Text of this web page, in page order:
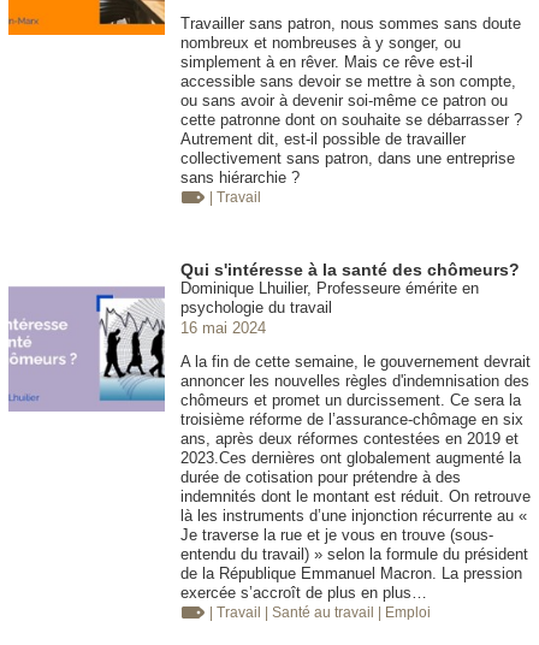
Travailler sans patron, nous sommes sans doute
nombreux et nombreuses à y songer, ou
simplement à en rêver. Mais ce rêve est-il
accessible sans devoir se mettre à son compte,
ou sans avoir à devenir soi-même ce patron ou
cette patronne dont on souhaite se débarrasser ?
Autrement dit, est-il possible de travailler
collectivement sans patron, dans une entreprise
sans hiérarchie ?
| Travail
Qui s'intéresse à la santé des chômeurs?
Dominique Lhuilier, Professeure émérite en
psychologie du travail
16 mai 2024
A la fin de cette semaine, le gouvernement devrait
annoncer les nouvelles règles d'indemnisation des
chômeurs et promet un durcissement. Ce sera la
troisième réforme de l’assurance-chômage en six
ans, après deux réformes contestées en 2019 et
2023.Ces dernières ont globalement augmenté la
durée de cotisation pour prétendre à des
indemnités dont le montant est réduit. On retrouve
là les instruments d’une injonction récurrente au «
Je traverse la rue et je vous en trouve (sous-
entendu du travail) » selon la formule du président
de la République Emmanuel Macron. La pression
exercée s’accroît de plus en plus…
| Travail | Santé au travail | Emploi